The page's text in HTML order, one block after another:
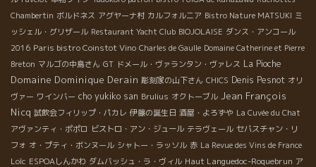
Chambertin ボルドネス アグヤーナ村 カルフォルニア Bistro Nature MATSUKI ミ
ッシェル・グリザール Restaurant Yacht Club BIOJOLAISE ダンス・アンコール
2016 Paris bistro Coinstot Vino Charles de Gaulle Domaine Catherine et Pierre
Breton マルゴの中島さん GT ドメール・ヴァランタン・ヴァレス La Pioche
Domaine Dominique Derain 彫刻家の山下さん CHICS Denis Pesnot オリ
ヴァー ワインバー cho yukiko san Brulius オクトーブル Jean François
Nicq 試飲会フィリップ・パカレ 伊藤の誕生日 酒屋・よろずや La Cuvée du Chat
アヴァンティ・ポポロ ビストロ・アン・ジュール テラヴェール セバスチャン・リ
フォ オ・プティ・ボンヌール シャトー・ラッソル 赤 La Revue des Vins de France
Loïc ESPOAしんかわ ダムバッシュ・ラ・ヴィル Haut Languedoc-Roquebrun ア